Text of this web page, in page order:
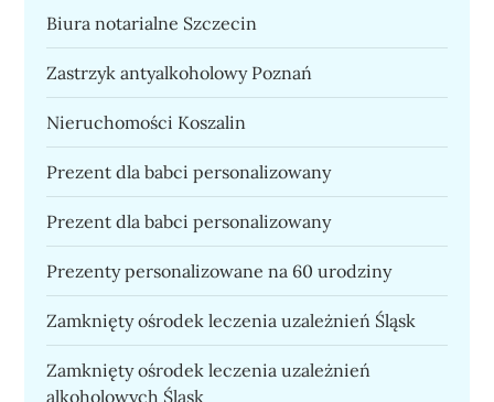
Biura notarialne Szczecin
Zastrzyk antyalkoholowy Poznań
Nieruchomości Koszalin
Prezent dla babci personalizowany
Prezent dla babci personalizowany
Prezenty personalizowane na 60 urodziny
Zamknięty ośrodek leczenia uzależnień Śląsk
Zamknięty ośrodek leczenia uzależnień
alkoholowych Śląsk